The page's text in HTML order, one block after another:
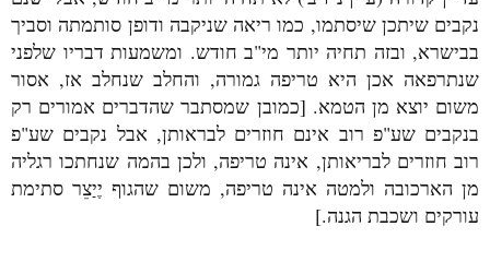
נקבים שיתכן שיסתמו, כמו ריאה שניקבה ודופן סותמתה וסביך
בבישרא, ובזה תחיה יותר מי"ב חודש. ומשמעות דבריו שלפני
שנתרפאה אכן היא טריפה גמורה, והחלב שנחלב אז, אסור
משום יוצא מן הטמא. [כמובן שמסתבר שהדברים אמורים רק
בנקבים שע"פ רוב אינם חוזרים לבראותן, אבל נקבים שע"פ
רוב חוזרים לבריאותן, אינה טריפה, ולכן בהמה שנחתכו רגליה
מן הארכובה ולמטה אינה טריפה, משום שהגוף יֶיַצֵר סתימת
עורקים ושכבת הגנה.]